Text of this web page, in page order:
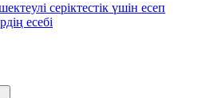
серіктестік үшін есеп
есебі